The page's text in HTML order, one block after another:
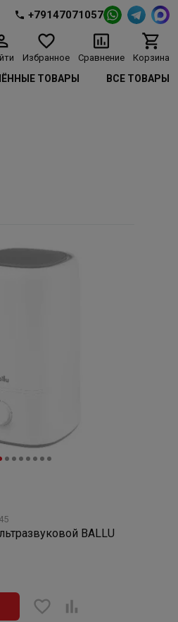
+79147071057
Избранное Сравнение Корзина
ТОВАРЫ ВСЕ ТОВАРЫ
BALLU